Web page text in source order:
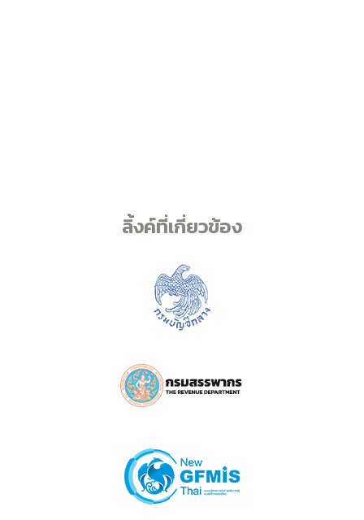
ลิ้งค์ที่เกี่ยวข้อง